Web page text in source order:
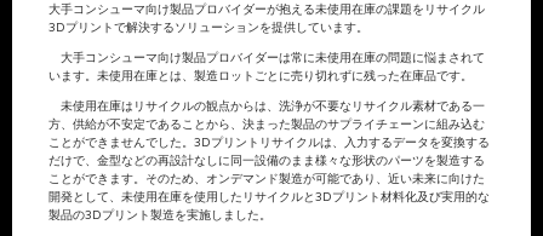
大手コンシューマ向け製品プロバイダーが抱える未使用在庫の課題をリサイクル
3Dプリントで解決するソリューションを提供しています。
大手コンシューマ向け製品プロバイダーは常に未使用在庫の問題に悩まされて
います。未使用在庫とは、製造ロットごとに売り切れずに残った在庫品です。
未使用在庫はリサイクルの観点からは、洗浄が不要なリサイクル素材である一
方、供給が不安定であることから、決まった製品のサプライチェーンに組み込む
ことができませんでした。3Dプリントリサイクルは、入力するデータを変換する
だけで、金型などの再設計なしに同一設備のまま様々な形状のパーツを製造する
ことができます。そのため、オンデマンド製造が可能であり、近い未来に向けた
開発として、未使用在庫を使用したリサイクルと3Dプリント材料化及び実用的な
製品の3Dプリント製造を実施しました。